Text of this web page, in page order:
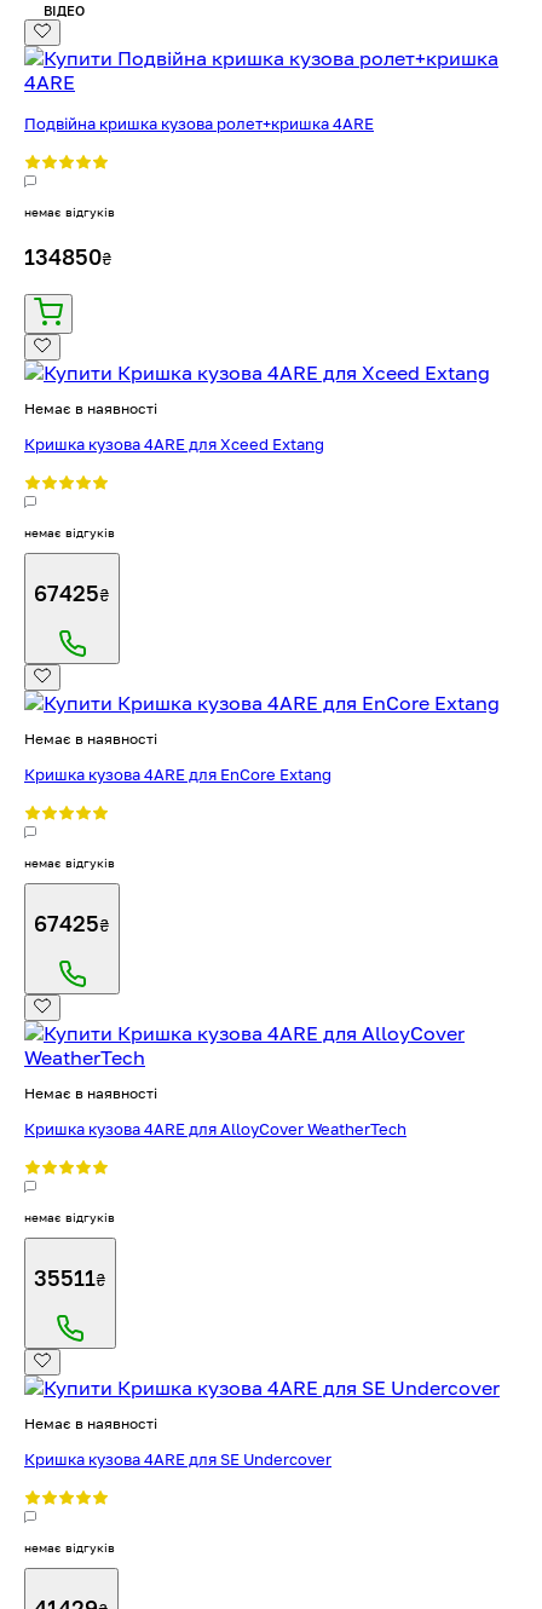
ВІДЕО
Подвійна кришка кузова ролет+кришка 4ARE
немає відгуків
134850₴
Немає в наявності
Кришка кузова 4ARE для Xceed Extang
немає відгуків
67425₴
Немає в наявності
Кришка кузова 4ARE для EnCore Extang
немає відгуків
67425₴
Немає в наявності
Кришка кузова 4ARE для AlloyCover WeatherTech
немає відгуків
35511₴
Немає в наявності
Кришка кузова 4ARE для SE Undercover
немає відгуків